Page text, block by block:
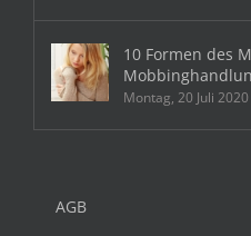
10 Formen des
Montag, 20 Juli 2020
AGB